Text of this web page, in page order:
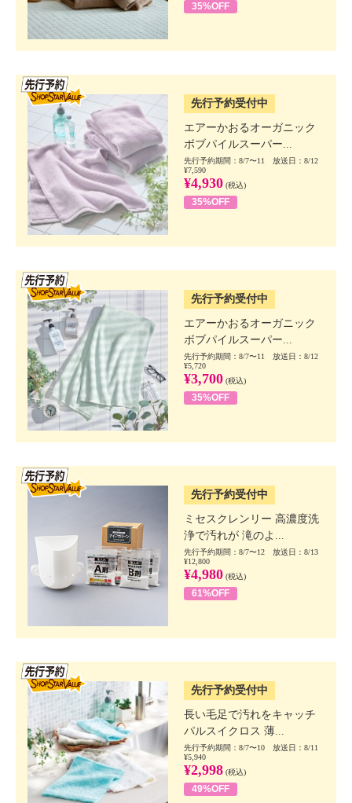
35%OFF
先行予約受付中
エアーかおるオーガニック
ボブパイルスーパー...
先行予約期間：8/7〜11 放送日：8/12
¥7,590
¥4,930 (税込)
35%OFF
先行予約受付中
エアーかおるオーガニック
ボブパイルスーパー...
先行予約期間：8/7〜11 放送日：8/12
¥5,720
¥3,700 (税込)
35%OFF
先行予約受付中
ミセスクレンリー 高濃度洗
浄で汚れが 滝のよ...
先行予約期間：8/7〜12 放送日：8/13
¥12,800
¥4,980 (税込)
61%OFF
先行予約受付中
長い毛足で汚れをキャッチ
パルスイクロス 薄...
先行予約期間：8/7〜10 放送日：8/11
¥5,940
¥2,998 (税込)
49%OFF